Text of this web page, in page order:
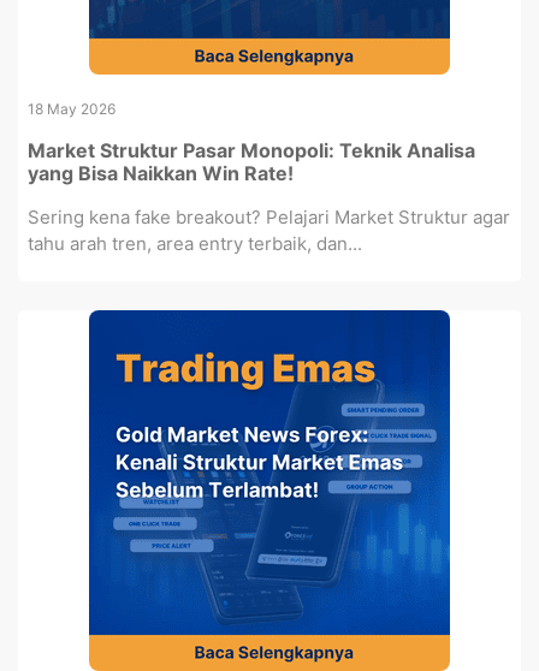
18 May 2026
Market Struktur Pasar Monopoli: Teknik Analisa
yang Bisa Naikkan Win Rate!
Sering kena fake breakout? Pelajari Market Struktur agar
tahu arah tren, area entry terbaik, dan...